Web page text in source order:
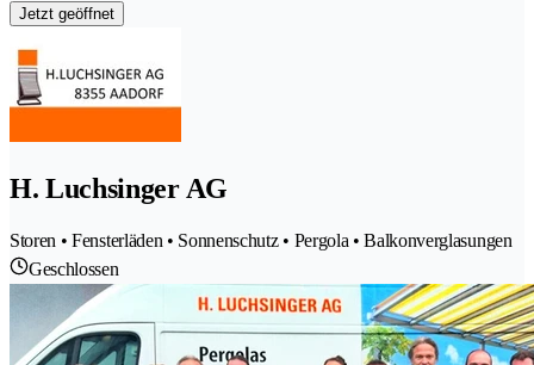
Jetzt geöffnet
H. Luchsinger AG
Storen • Fensterläden • Sonnenschutz • Pergola • Balkonverglasungen
Geschlossen